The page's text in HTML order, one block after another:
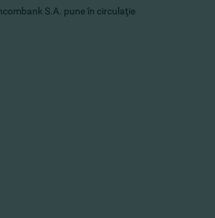
S.A. pune în circulaţie